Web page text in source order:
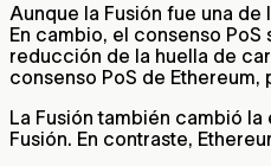
Aunque la Fusión fue una
En cambio, el consenso
reducción de la huella de
consenso PoS de
La Fusión también cambió
Fusión. En contraste,